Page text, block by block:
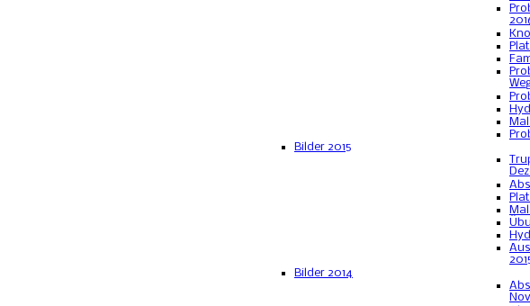
Bilder 2015
Bilder 2014